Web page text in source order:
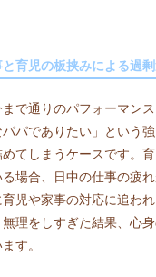
育児の板挟みによる過
まで通りのパフォーマン
パでありたい」という
めてしまうケースです。
場合、日中の仕事の疲れ
児や家事の対応に追わ
理をしすぎた結果、心
す。